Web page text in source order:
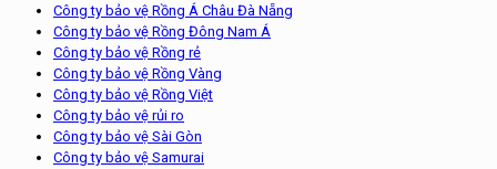
Công ty bảo vệ Rồng Á Châu Đà Nẵng
Công ty bảo vệ Rồng Đông Nam Á
Công ty bảo vệ Rồng rẻ
Công ty bảo vệ Rồng Vàng
Công ty bảo vệ Rồng Việt
Công ty bảo vệ rủi ro
Công ty bảo vệ Sài Gòn
Công ty bảo vệ Samurai